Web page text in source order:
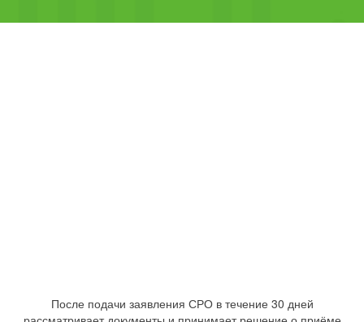
После подачи заявления СРО в течение 30 дней